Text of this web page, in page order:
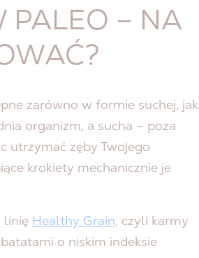
PALEO – NA
zarówno w formie suchej, jak
organizm, a sucha – poza
utrzymać zęby Twojego
krokiety mechanicznie je
linię Healthy Grain, czyli karmy
o niskim indeksie